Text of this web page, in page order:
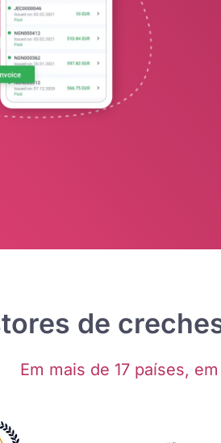
de
Em mais de 17 países,